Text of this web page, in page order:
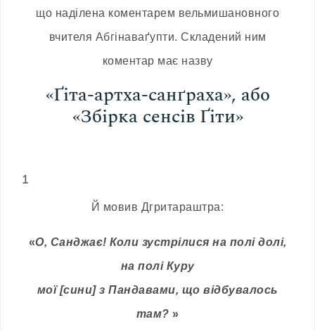
що наділена коментарем вельмишановного
вчителя Абгінаваґупти. Складений ним
коментар має назву
«Ґіта-артха-санґраха», або
«Збірка сенсів Ґіти»
1
Й мовив Дгритараштра:
«О, Санджає! Коли зустрілися на полі долі,
на полі Куру
мої [сини] з Пандавами, що відбувалось
там? »